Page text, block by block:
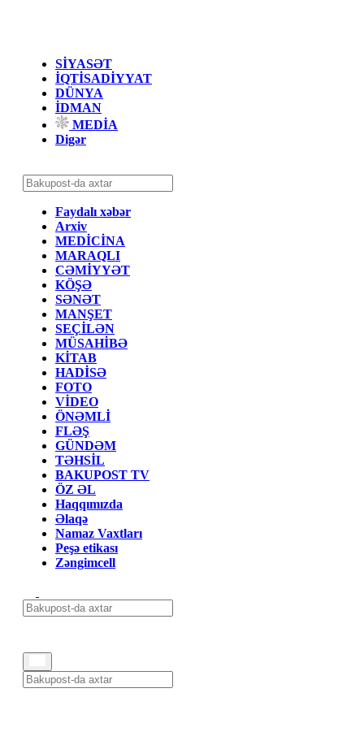
SİYASƏT
İQTİSADİYYAT
DÜNYA
İDMAN
MEDİA
Digər
Faydalı xəbər
Arxiv
MEDİCİNA
MARAQLI
CƏMİYYƏT
KÖŞƏ
SƏNƏT
MANŞET
SEÇİLƏN
MÜSAHİBƏ
KİTAB
HADİSƏ
FOTO
VİDEO
ÖNƏMLİ
FLƏŞ
GÜNDƏM
TƏHSİL
BAKUPOST TV
ÖZ ƏL
Haqqımızda
Əlaqə
Namaz Vaxtları
Peşə etikası
Zəngimcell